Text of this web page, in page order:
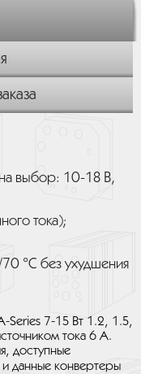
на выбор: 10-18 В,
тока);
°C без ухудшения
Series 7-15 Вт 1.2, 1.5,
тока 6 А.
доступные
данные конвертеры